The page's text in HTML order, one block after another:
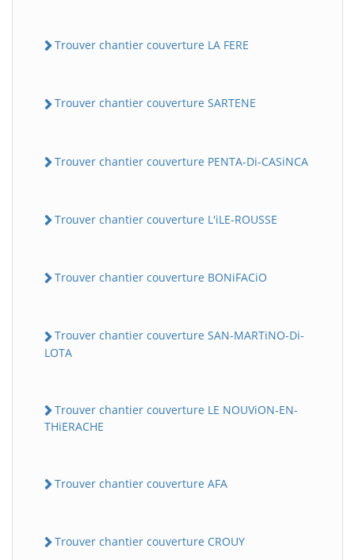
Trouver chantier couverture LA FERE
Trouver chantier couverture SARTENE
Trouver chantier couverture PENTA-Di-CASiNCA
Trouver chantier couverture L'iLE-ROUSSE
Trouver chantier couverture BONiFACiO
Trouver chantier couverture SAN-MARTiNO-Di-
LOTA
Trouver chantier couverture LE NOUViON-EN-
THiERACHE
Trouver chantier couverture AFA
Trouver chantier couverture CROUY